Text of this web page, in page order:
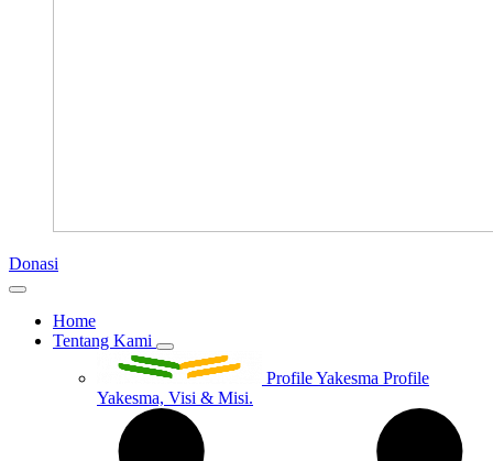
Donasi
Home
Tentang Kami
Profile Yakesma Profile
Yakesma, Visi & Misi.